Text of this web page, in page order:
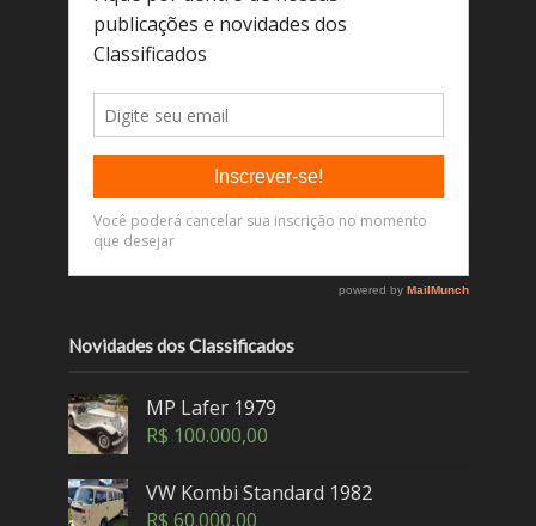
Novidades dos Classificados
MP Lafer 1979
R$ 100.000,00
VW Kombi Standard 1982
R$ 60.000,00